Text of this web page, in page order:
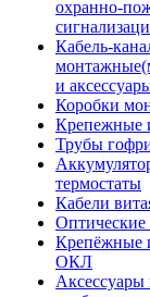
охранно-
Кабель-
и
Коробки
Крепежные
Трубы
термостаты
Кабели
Крепёжные
ОКЛ
Аксессуары